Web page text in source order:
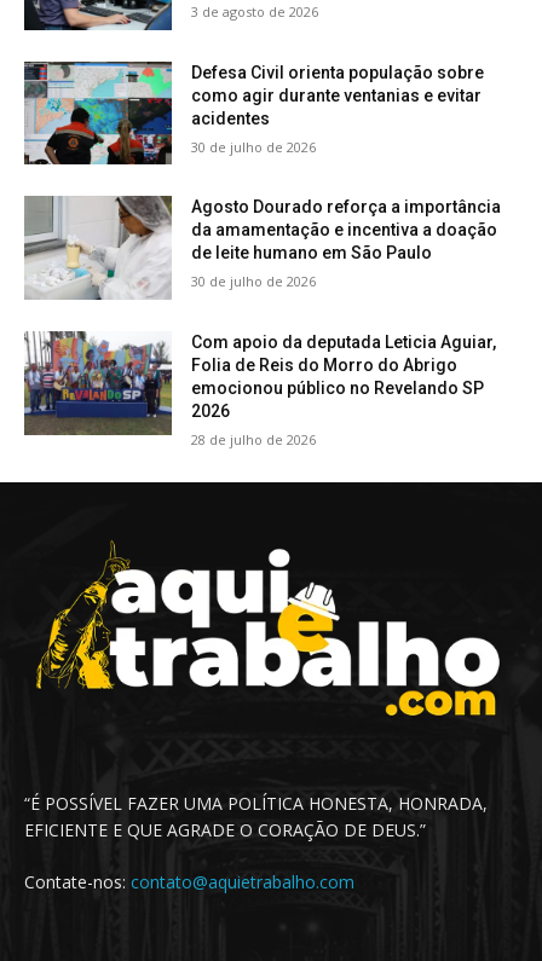
3 de agosto de 2026
Defesa Civil orienta população sobre
como agir durante ventanias e evitar
acidentes
30 de julho de 2026
Agosto Dourado reforça a importância
da amamentação e incentiva a doação
de leite humano em São Paulo
30 de julho de 2026
Com apoio da deputada Leticia Aguiar,
Folia de Reis do Morro do Abrigo
emocionou público no Revelando SP
2026
28 de julho de 2026
“É POSSÍVEL FAZER UMA POLÍTICA HONESTA, HONRADA,
EFICIENTE E QUE AGRADE O CORAÇÃO DE DEUS.”
Contate-nos: contato@aquietrabalho.com